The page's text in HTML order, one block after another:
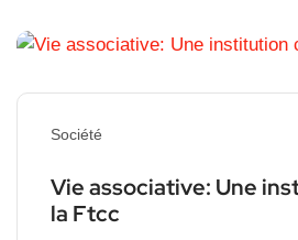
Société
Vie associative: Une
la Ftcc